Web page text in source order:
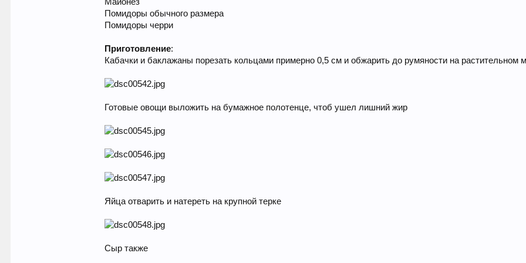
Помидоры обычного размера
Помидоры черри
Приготовление:
Кабачки и баклажаны порезать кольцами примерно 0,5 см и обжарить до румяности на растительном
Готовые овощи выложить на бумажное полотенце, чтоб ушел лишний жир
Яйца отварить и натереть на крупной терке
Сыр также